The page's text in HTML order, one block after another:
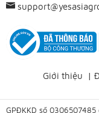
Giới thiệu |
GPĐKKD số 0306507485